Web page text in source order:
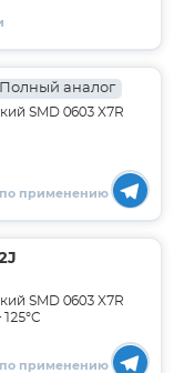
Полный аналог
SMD 0603 X7R
по применению
SMD 0603 X7R
по применению